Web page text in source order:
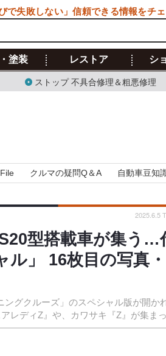
塗装 レストア シ
ストップ 不具合修理＆粗悪修理
クルマの疑問Q＆A 自動車豆知
型搭載車が集う…
ル」 16枚目の写真
グクルーズ」のスペシャル版が開か
レディZ』や、カワサキ『Z』が集まっ
2025.6.5
で失敗しない」信頼できる情報をチェ